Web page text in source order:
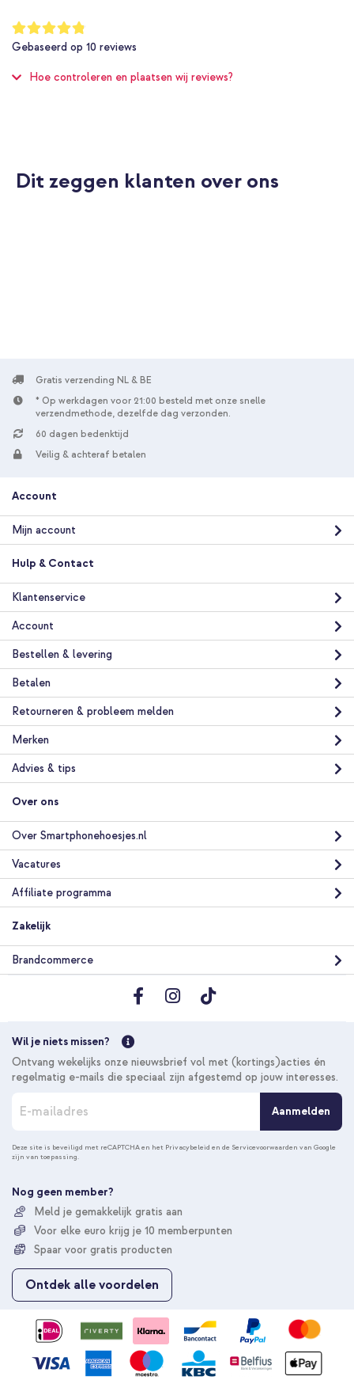
0 m
Nee
Ja
2
Waardering:
96
%
of
Gebaseerd op 10 reviews
Hoe controleren en plaatsen wij reviews?
Dit zeggen klanten over ons
Gratis verzending NL & BE
* Op werkdagen voor 21:00 besteld met onze snelle
verzendmethode, dezelfde dag verzonden.
60 dagen bedenktijd
Veilig & achteraf betalen
Account
Mijn account
Hulp & Contact
Klantenservice
Account
Bestellen & levering
Betalen
Retourneren & probleem melden
Merken
Advies & tips
Over ons
Over Smartphonehoesjes.nl
Vacatures
Affiliate programma
Zakelijk
Brandcommerce
Wil je niets missen?
Ontvang wekelijks onze nieuwsbrief vol met (kortings)acties én
regelmatig e-mails die speciaal zijn afgestemd op jouw interesses.
n
n
e
u
o
p
z
Aanmelden
Deze site is beveiligd met reCAPTCHA en het Privacybeleid en de Servicevoorwaarden van Google
zijn van toepassing.
Nog geen member?
Meld je gemakkelijk gratis aan
Voor elke euro krijg je 10 memberpunten
Spaar voor gratis producten
Ontdek alle voordelen